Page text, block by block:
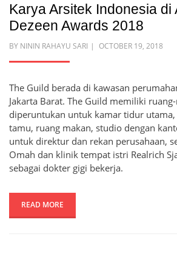
Karya Arsitek Indonesia di
Dezeen Awards 2018
BY NININ RAHAYU SARI
POSTED
OCTOBER 19, 2018
The Guild berada di kawasan
Jakarta Barat. The Guild memiliki
diperuntukan untuk kamar tidur
tamu, ruang makan, studio dengan
untuk direktur dan rekan perusahaan,
Omah dan klinik tempat istri Realrich
sebagai dokter gigi bekerja.
READ MORE